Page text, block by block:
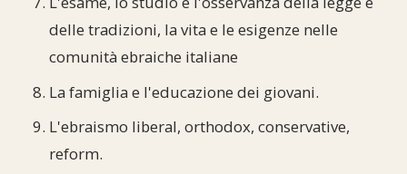
delle tradizioni, la vita e le esigenze nelle
comunità ebraiche italiane
La famiglia e l'educazione dei giovani.
L'ebraismo liberal, orthodox, conservative,
reform.